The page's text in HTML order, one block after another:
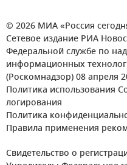
© 2026 МИА «Россия
Сетевое издание РИА
Федеральной службе по
информационных
(Роскомнадзор) 08 апреля
Политика использования
логирования
Политика
Правила применения
Свидетельство о